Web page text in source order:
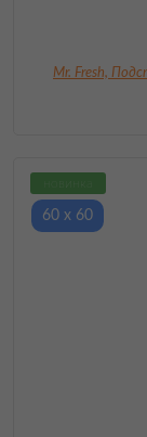
Mr. Fresh,
60 х 60